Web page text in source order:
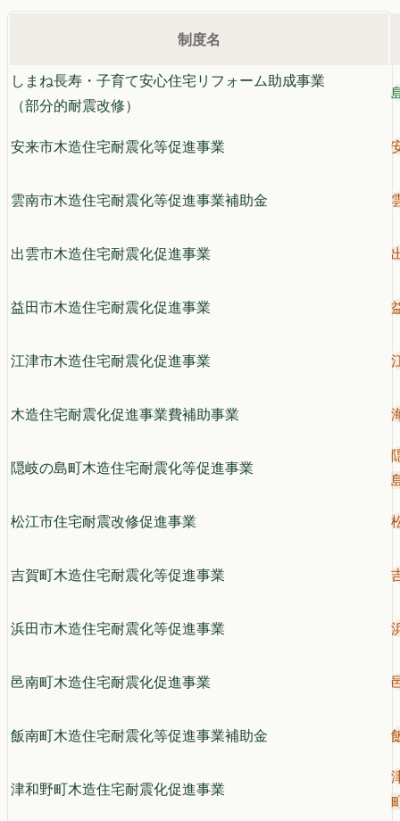
制度名
しまね長寿・子育て安心住宅リフォーム助成事業
（部分的耐震改修）
安来市木造住宅耐震化等促進事業
雲南市木造住宅耐震化等促進事業補助金
出雲市木造住宅耐震化促進事業
益田市木造住宅耐震化促進事業
江津市木造住宅耐震化促進事業
木造住宅耐震化促進事業費補助事業
隠岐の島町木造住宅耐震化等促進事業
松江市住宅耐震改修促進事業
吉賀町木造住宅耐震化等促進事業
浜田市木造住宅耐震化等促進事業
邑南町木造住宅耐震化促進事業
飯南町木造住宅耐震化等促進事業補助金
津和野町木造住宅耐震化促進事業